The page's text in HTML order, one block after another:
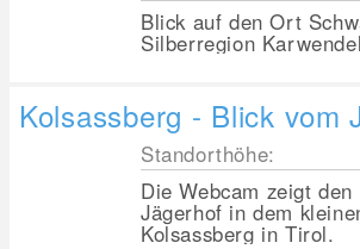
Blick auf den Ort
Silberregion
Kolsassberg - Blick vom
Standorthöhe:
Die Webcam zeigt
Jägerhof in dem
Kolsassberg in Tirol.